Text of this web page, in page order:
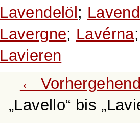
Lavendelöl;
Lavergne; Lavérna
Lavieren
←
Lavello
bis